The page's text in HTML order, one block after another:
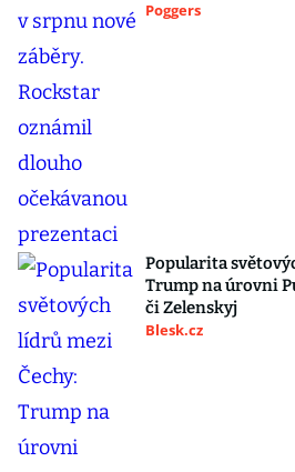
Poggers
Popularita
Trump na úrovni
či Zelenskyj
Blesk.cz